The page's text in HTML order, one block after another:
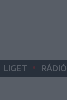
LIGET • RÁDIÓ